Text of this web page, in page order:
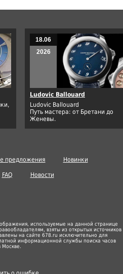
18.06
2026
Ludovic Ballouard
Ludovic Ballouard
Путь мастера: от Бретани до
Женевы.
предложения Новинки
FAQ Новости
используемые на данной странице
взяты из открытых источников
на сайте 678.ru исключительно для
информационной службы поиска часов
Москве.